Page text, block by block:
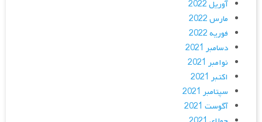
آوریل 2022
مارس 2022
فوریه 2022
دسامبر 2021
نوامبر 2021
اکتبر 2021
سپتامبر 2021
آگوست 2021